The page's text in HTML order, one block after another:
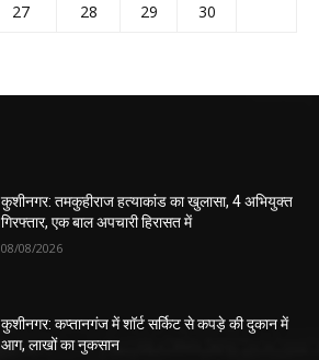
27 28 29
30
कुशीनगर: तमकुहीराज हत्याकांड का खुलासा, 4 अभियुक्त
गिरफ्तार, एक बाल अपचारी हिरासत में
08/08/2026
कुशीनगर: कप्तानगंज में शॉर्ट सर्किट से कपड़े की दुकान में
आग, लाखों का नुकसान